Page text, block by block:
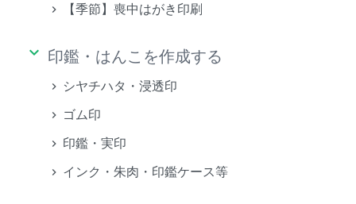
【季節】喪中はがき印刷
keyboard_arrow_down 印鑑・はんこを作成する
シヤチハタ・浸透印
ゴム印
印鑑・実印
インク・朱肉・印鑑ケース等